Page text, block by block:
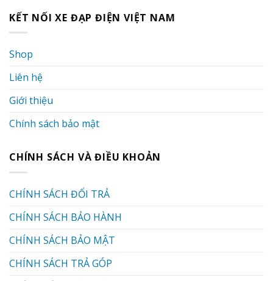
KẾT NỐI XE ĐẠP ĐIỆN VIỆT NAM
Shop
Liên hệ
Giới thiệu
Chính sách bảo mật
CHÍNH SÁCH VÀ ĐIỀU KHOẢN
CHÍNH SÁCH ĐỔI TRẢ
CHÍNH SÁCH BẢO HÀNH
CHÍNH SÁCH BẢO MẬT
CHÍNH SÁCH TRẢ GÓP